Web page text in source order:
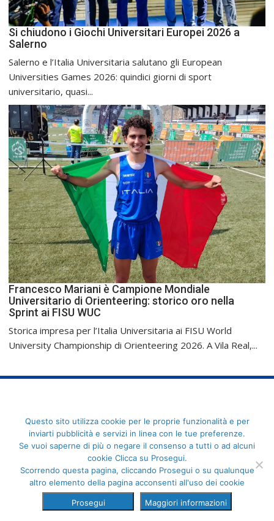
Si chiudono i Giochi Universitari Europei 2026 a
Salerno
Salerno e l’Italia Universitaria salutano gli European
Universities Games 2026: quindici giorni di sport
universitario, quasi...
Francesco Mariani è Campione Mondiale
Universitario di Orienteering: storico oro nella
Sprint ai FISU WUC
Storica impresa per l’Italia Universitaria ai FISU World
University Championship di Orienteering 2026. A Vila Real,...
FederCUSI: Federazione Italiana dello Sport Universitario - Via
Angelo Brofferio, 7 - 00195 Roma - C.F. 80109270589
Questo sito utilizza cookie per le proprie funzionalità e per
inviarti pubblicità e servizi in linea con le tue preferenze.
Se vuoi saperne di più o negare il consenso a tutti o ad alcuni
cookie Clicca su Prosegui.
Scorrendo questa pagina, cliccando Prosegui o su qualunque
altro elemento della pagina acconsenti all'uso dei cookie
Prosegui Maggiori informazioni